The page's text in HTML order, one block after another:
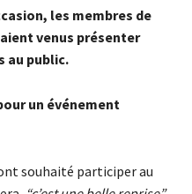
les membres de
venus présenter
au public.
un événement
souhaité participer au